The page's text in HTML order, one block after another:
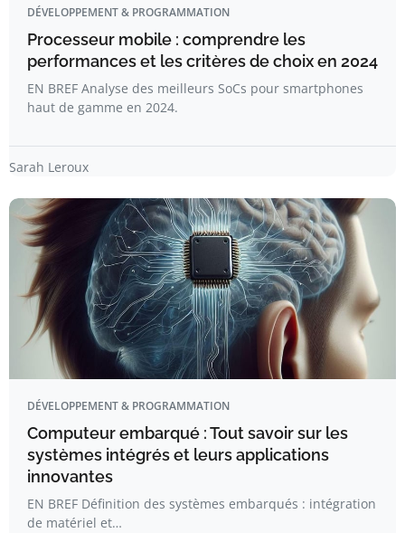
DÉVELOPPEMENT & PROGRAMMATION
Processeur mobile : comprendre les
performances et les critères de choix en 2024
EN BREF Analyse des meilleurs SoCs pour smartphones
haut de gamme en 2024.
Sarah Leroux
DÉVELOPPEMENT & PROGRAMMATION
Computeur embarqué : Tout savoir sur les
systèmes intégrés et leurs applications
innovantes
EN BREF Définition des systèmes embarqués : intégration
de matériel et…